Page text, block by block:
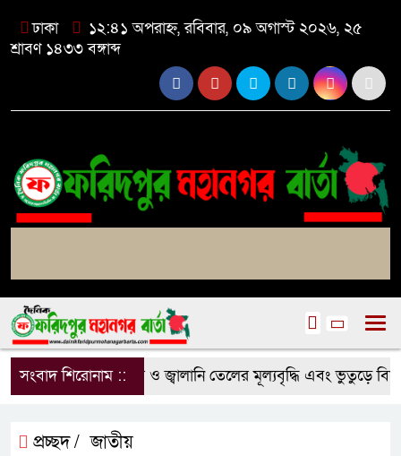
ঢাকা
১২:৪১ অপরাহ্ন, রবিবার, ০৯ অগাস্ট ২০২৬, ২৫
শ্রাবণ ১৪৩৩ বঙ্গাব্দ
সংবাদ শিরোনাম ::
বিদ্যুৎ, গ্যাস ও জ্বালানি তেলের মূল্যবৃদ্ধি এবং ভুতুড়ে বিলের
প্রচ্ছদ / জাতীয়